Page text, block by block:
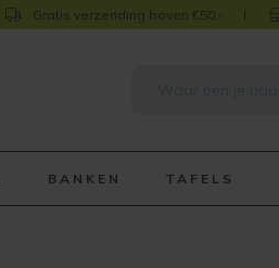
Gratis verzending boven €50,-
BANKEN TAFELS